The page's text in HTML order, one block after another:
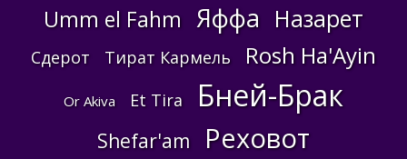
Umm el Fahm Яффа Назарет
Сдерот Тират Кармель Rosh Ha'Ayin
Or Akiva Et Tira Бней-Брак
Shefar'am Реховот